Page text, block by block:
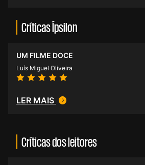
Críticas Ípsilon
UM FILME DOCE
Luís Miguel Oliveira
LER MAIS
Críticas dos leitores